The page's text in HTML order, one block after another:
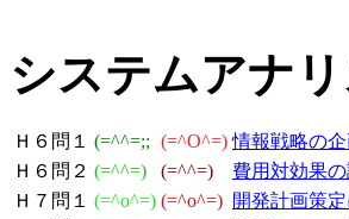
システムアナ
Ｈ６問１ (=^^=;; (=^O^=) 情報戦略の
Ｈ６問２ (=^^=) (=^^=)
費用対効果
Ｈ７問１
(=^o^=) (=^o^=) 開発計画策